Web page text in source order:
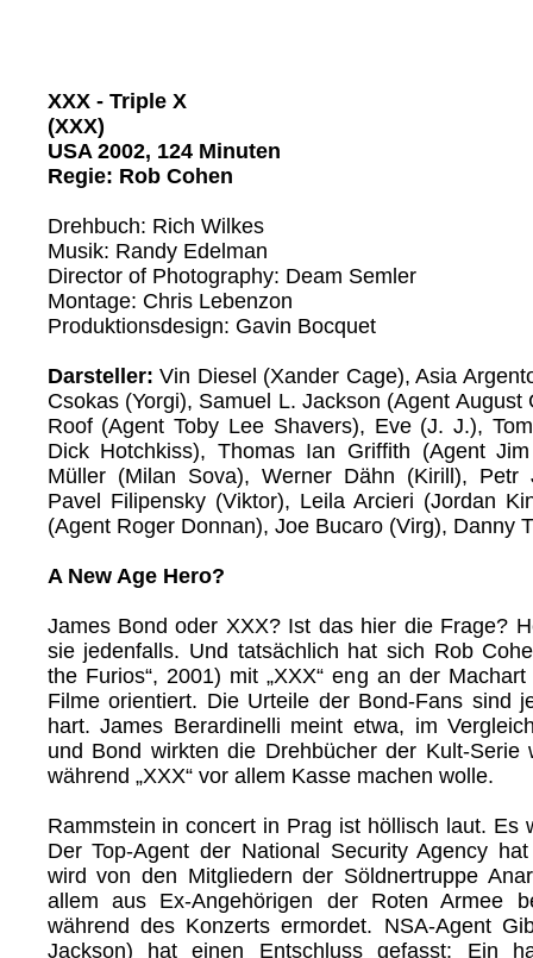
XXX - Triple X
(XXX)
USA 2002, 124 Minuten
Regie: Rob Cohen
Drehbuch: Rich Wilkes
Musik: Randy Edelman
Director of Photography: Deam Semler
Montage: Chris Lebenzon
Produktionsdesign: Gavin Bocquet
Darsteller: Vin Diesel (Xander Cage), Asia
Csokas (Yorgi), Samuel L. Jackson (Agent August
Roof (Agent Toby Lee Shavers), Eve (J. J.),
Dick Hotchkiss), Thomas Ian Griffith (Agent
Müller (Milan Sova), Werner Dähn (Kirill), Petr
Pavel Filipensky (Viktor), Leila Arcieri (Jordan
(Agent Roger Donnan), Joe Bucaro (Virg), Danny
A New Age Hero?
James Bond oder XXX? Ist das hier die Frage?
sie jedenfalls. Und tatsächlich hat sich Rob
the Furios“, 2001) mit „XXX“ eng an der
Filme orientiert. Die Urteile der Bond-Fans sind
hart. James Berardinelli meint etwa, im
und Bond wirkten die Drehbücher der Kult-Serie
während „XXX“ vor allem Kasse machen wolle.
Rammstein in concert in Prag ist höllisch laut. Es
Der Top-Agent der National Security Agency
wird von den Mitgliedern der Söldnertruppe
allem aus Ex-Angehörigen der Roten Armee
während des Konzerts ermordet. NSA-Agent
Jackson) hat einen Entschluss gefasst: Ein